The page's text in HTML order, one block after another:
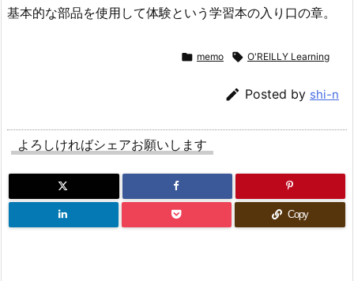
基本的な部品を使用して体験という学習本の入り口の章。
 memo  O'REILLY Learning
 Posted by shi-n
よろしければシェアお願いします
Copy